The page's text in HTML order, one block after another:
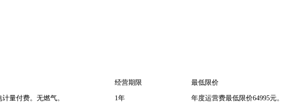
经营期限 最低限价
量付费。无燃气。 1年 年度运营费最低限价64995元。